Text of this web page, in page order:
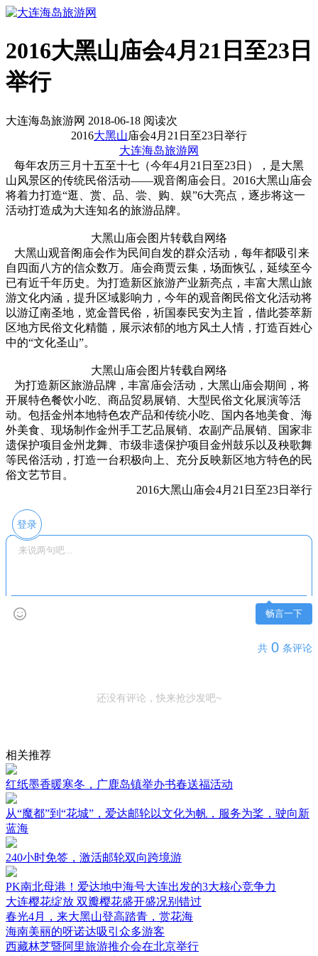
2016大黑山庙会4月21日至23日
举行
大连海岛旅游网 2018-06-18 阅读次
2016大黑山庙会4月21日至23日举行
大连海岛旅游网
每年农历三月十五至十七（今年4月21日至23日），是大黑
山风景区的传统民俗活动——观音阁庙会日。 2016大黑山庙会
将着力打造“逛、赏、品、尝、购、娱”6大亮点，逐步将这一
活动打造成为大连知名的旅游品牌。
大黑山庙会图片转载自网络
大黑山观音阁庙会作为民间自发的群众活动，每年都吸引来
自四面八方的信众数万。庙会商贾云集，场面恢弘，延续至今
已有近千年历史。为打造新区旅游产业新亮点，丰富大黑山旅
游文化内涵，提升区域影响力，今年的观音阁民俗文化活动将
以游辽南圣地，览金普民俗，祈国泰民安为主旨，借此荟萃新
区地方民俗文化精髓，展示浓郁的地方风土人情，打造百姓心
中的“文化圣山”。
大黑山庙会图片转载自网络
为打造新区旅游品牌，丰富庙会活动， 大黑山庙会期间，将
开展特色餐饮小吃、商品贸易展销、大型民俗文化展演等活
动。包括金州本地特色农产品和传统小吃、国内各地美食、海
外美食、现场制作金州手工艺品展销、农副产品展销、国家非
遗保护项目金州龙舞、市级非遗保护项目金州鼓乐以及秧歌舞
等民俗活动，打造一台积极向上、充分反映新区地方特色的民
俗文艺节目。
2016大黑山庙会4月21日至23日举行
登录
畅言一下
共 0 条评论
还没有评论，快来抢沙发吧~
相关推荐
红纸墨香暖寒冬，广鹿岛镇举办书春送福活动
从“魔都”到“花城”，爱达邮轮以文化为帆，服务为桨，驶向新
蓝海
240小时免签，激活邮轮双向跨境游
PK南北母港！爱达地中海号大连出发的3大核心竞争力
大连樱花绽放 双瓣樱花盛开盛况别错过
春光4月，来大黑山登高踏青，赏花海
海南美丽的呀诺达吸引众多游客
西藏林芝暨阿里旅游推介会在北京举行